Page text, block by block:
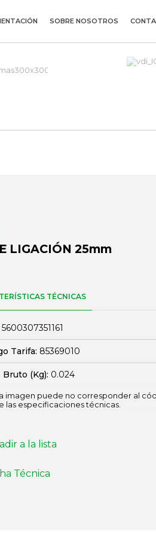
SOBRE NOSOTROS
LIGACIÓN 25mm
TÉCNICAS
5600307351161
Tarifa: 85369010
Bruto (Kg): 0.024
imagen puede no corresponder al
las especificaciones técnicas.
a la lista
Técnica